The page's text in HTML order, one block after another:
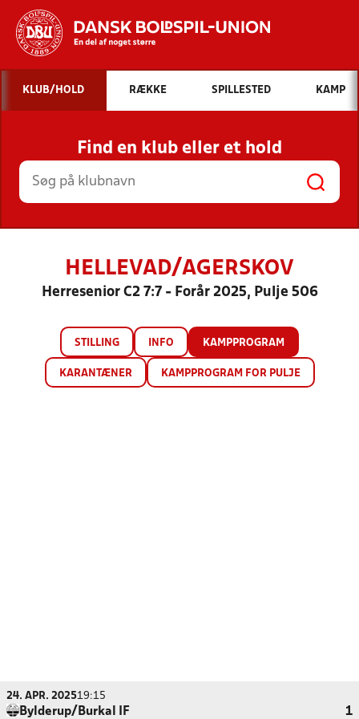
Hvad vil du søge efter?
INDHOLD OG NYHEDER
STILLINGER, RESULTATER, KLUBBER OG
HOLD
KLUB/HOLD RÆKKE SPILLESTED KAMP
Find en klub eller et hold
HELLEVAD/AGERSKOV
Herresenior C2 7:7 - Forår 2025, Pulje 506
STILLING INFO KAMPPROGRAM
KARANTÆNER KAMPPROGRAM FOR PULJE
24. APR. 202519:15
Bylderup/Burkal IF 1